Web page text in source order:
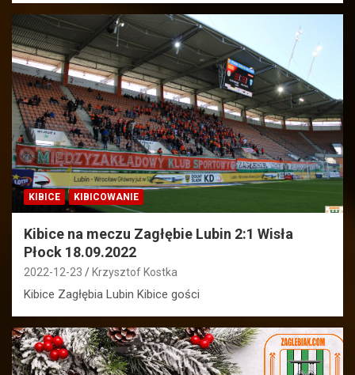
KIBICE KIBICOWANIE
Kibice na meczu Zagłębie Lubin 2:1 Wisła
Płock 18.09.2022
2022-12-23 Krzysztof Kostka
Kibice Zagłębia Lubin Kibice gości